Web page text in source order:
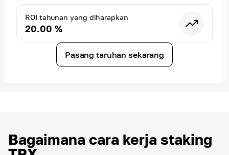
ROI tahunan yang diharapkan
20.00 %
Pasang taruhan sekarang
Bagaimana cara kerja staking